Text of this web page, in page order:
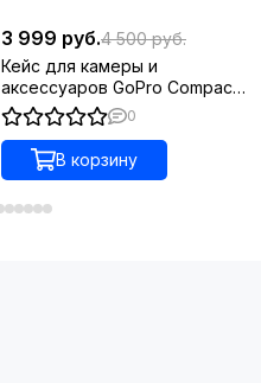
3 999 руб.4 500 руб.
Кейс для камеры и
аксессуаров GoPro Compact
Case (ABCCS-001)
0
В корзину